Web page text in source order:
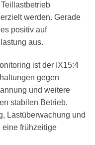
werden. Gerade
positiv auf
aus.
ist der IX15:4
gegen
und weitere
stabilen Betrieb.
Lastüberwachung und
eine frühzeitige